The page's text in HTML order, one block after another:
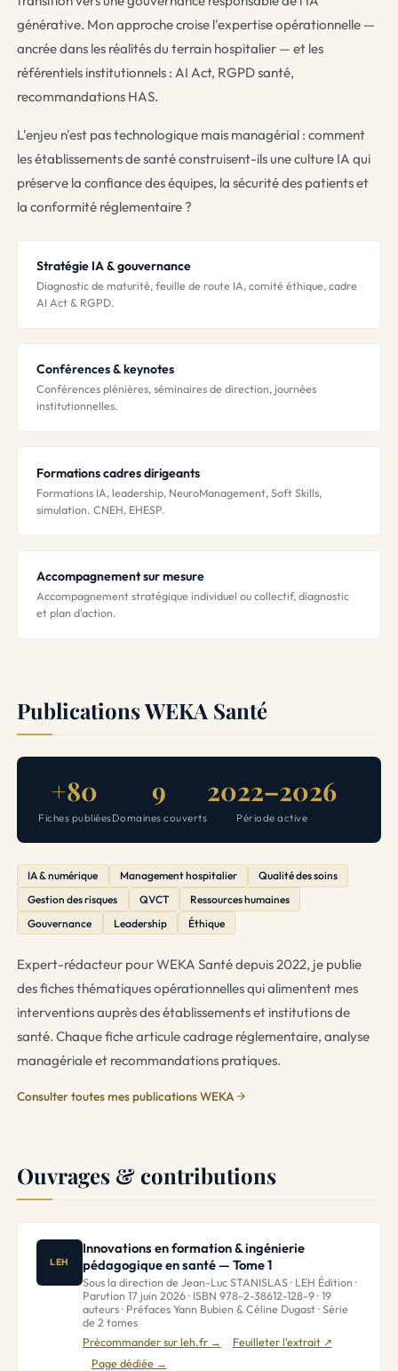
générative. Mon approche croise l'expertise opérationnelle —
ancrée dans les réalités du terrain hospitalier — et les
référentiels institutionnels : AI Act, RGPD santé,
recommandations HAS.
L'enjeu n'est pas technologique mais managérial : comment
les établissements de santé construisent-ils une culture IA qui
préserve la confiance des équipes, la sécurité des patients et
la conformité réglementaire ?
Stratégie IA & gouvernance
Diagnostic de maturité, feuille de route IA, comité éthique, cadre
AI Act & RGPD.
Conférences & keynotes
Conférences plénières, séminaires de direction, journées
institutionnelles.
Formations cadres dirigeants
Formations IA, leadership, NeuroManagement, Soft Skills,
simulation. CNEH, EHESP.
Accompagnement sur mesure
Accompagnement stratégique individuel ou collectif, diagnostic
et plan d'action.
Publications WEKA Santé
+80
Fiches publiées
9
Domaines couverts
2022–2026
Période active
IA & numérique Management hospitalier
Qualité des soins
Gestion des risques
QVCT
Ressources humaines
Gouvernance
Leadership Éthique
Expert-rédacteur pour WEKA Santé depuis 2022, je publie
des fiches thématiques opérationnelles qui alimentent mes
interventions auprès des établissements et institutions de
santé. Chaque fiche articule cadrage réglementaire, analyse
managériale et recommandations pratiques.
Consulter toutes mes publications WEKA
Ouvrages & contributions
LEH
Innovations en formation & ingénierie
pédagogique en santé — Tome 1
Sous la direction de Jean-Luc STANISLAS · LEH Édition ·
Parution 17 juin 2026 · ISBN 978-2-38612-128-9 · 19
auteurs · Préfaces Yann Bubien & Céline Dugast · Série
de 2 tomes
Précommander sur leh.fr →
Feuilleter l'extrait ↗
Page dédiée →